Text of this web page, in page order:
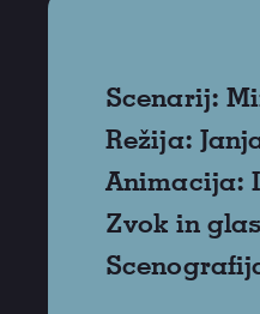
Scenarij:
Režija:
Animacija:
Zvok in